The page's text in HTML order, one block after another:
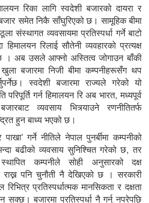
रिका लागि स्वदेशी बजारको दायरा र
समेत निकै साँघुरिएको छ। सामूहिक बीमा
संस्थागत व्यवसायमा प्रतिस्पर्धा गर्ने बाटो
हिमालयन रिलाई सौतेनी व्यवहारको प्रत्यक्ष
। अब उसले आफ्नो अस्तित्व जोगाउन बाँकी
बजारमा निजी बीमा कम्पनीहरूसँग थप
स्वदेशी बजारमा राज्यले गरेको यो
परिपूर्ति गर्न हिमालयन रि अब भारत, मध्यपूर्व
व्यवसाय भित्र्याउने रणनीतितर्फ
हुन बाध्य भएको छ।
गर्ने नीतिले नेपाल पुनर्बीमा कम्पनीको
बढीको व्यवसाय सुनिश्चित गरेको छ, तर
कम्पनीले सोही अनुसारको दक्ष
राख्न पनि चुनौती नै देखिएको छ । सरकारी
प्रतिस्पर्धात्मक मानसिकता र दक्षता
सक्छ। बजारमा प्रतिस्पर्धा नै गर्नु नपरेपछि